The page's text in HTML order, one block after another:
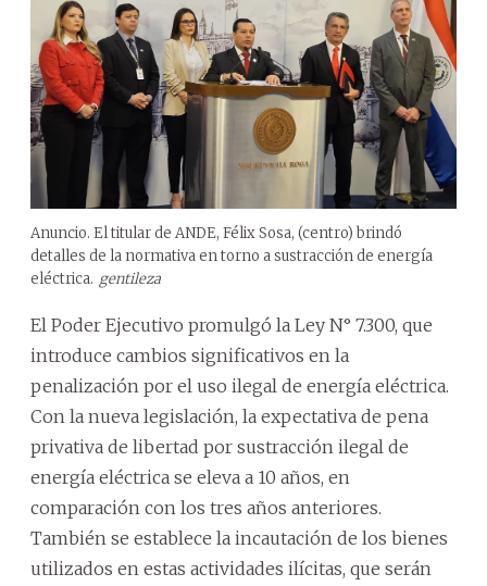
Anuncio. El titular de ANDE, Félix Sosa, (centro) brindó
detalles de la normativa en torno a sustracción de energía
eléctrica. gentileza
El Poder Ejecutivo promulgó la Ley N° 7.300, que
introduce cambios significativos en la
penalización por el uso ilegal de energía eléctrica.
Con la nueva legislación, la expectativa de pena
privativa de libertad por sustracción ilegal de
energía eléctrica se eleva a 10 años, en
comparación con los tres años anteriores.
También se establece la incautación de los bienes
utilizados en estas actividades ilícitas, que serán